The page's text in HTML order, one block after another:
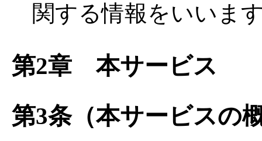
関する情報をいいま
第2章 本サービス
第3条（本サービスの